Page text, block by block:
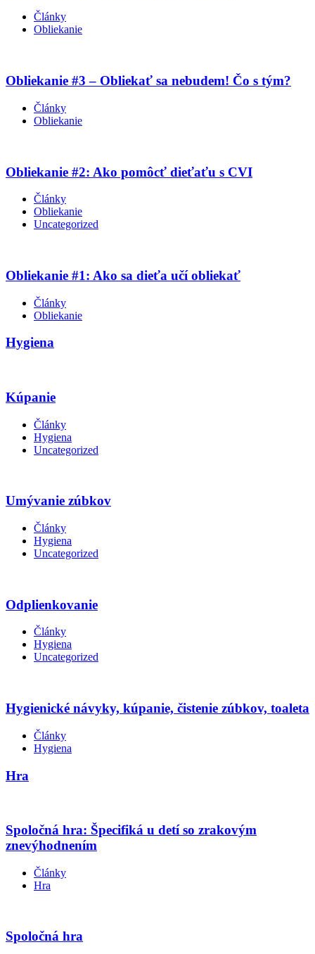
Články
Obliekanie
Obliekanie #3 – Obliekať sa nebudem! Čo s tým?
Články
Obliekanie
Obliekanie #2: Ako pomôcť dieťaťu s CVI
Články
Obliekanie
Uncategorized
Obliekanie #1: Ako sa dieťa učí obliekať
Články
Obliekanie
Hygiena
Kúpanie
Články
Hygiena
Uncategorized
Umývanie zúbkov
Články
Hygiena
Uncategorized
Odplienkovanie
Články
Hygiena
Uncategorized
Hygienické návyky, kúpanie, čistenie zúbkov, toaleta
Články
Hygiena
Hra
Spoločná hra: Špecifiká u detí so zrakovým
znevýhodnením
Články
Hra
Spoločná hra